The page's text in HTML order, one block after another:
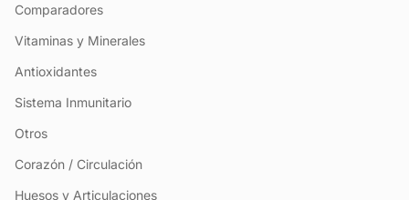
Comparadores
Vitaminas y Minerales
Antioxidantes
Sistema Inmunitario
Otros
Corazón / Circulación
Huesos y Articulaciones